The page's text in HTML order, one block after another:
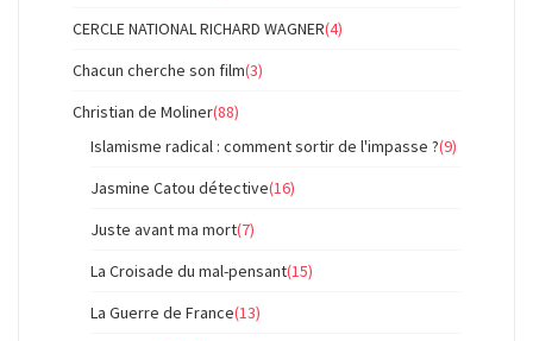
CERCLE NATIONAL RICHARD WAGNER(4)
Chacun cherche son film(3)
Christian de Moliner(88)
Islamisme radical : comment sortir de l'impasse ?(9)
Jasmine Catou détective(16)
Juste avant ma mort(7)
La Croisade du mal-pensant(15)
La Guerre de France(13)